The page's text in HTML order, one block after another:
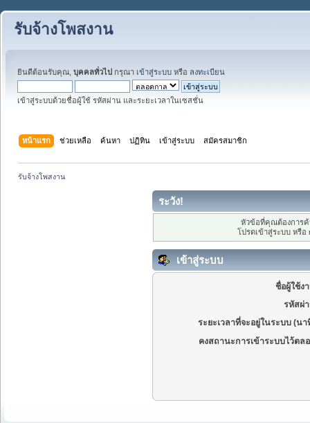
รับจ้างโพสงาน
ยินดีต้อนรับคุณ, บุคคลทั่วไป กรุณา เข้าสู่ระบบ หรือ ลงทะเบียน
เข้าสู่ระบบด้วยชื่อผู้ใช้ รหัสผ่าน และระยะเวลาในเซสชั่น
หน้าแรก ช่วยเหลือ ค้นหา ปฏิทิน เข้าสู่ระบบ สมัครสมาชิก
รับจ้างโพสงาน
ระวัง!
หัวข้อที่คุณต้องการ
โปรดเข้าสู่ระบบ หรือ
เข้าสู่ระบบ
ชื่อผู้ใช้ง
รหัสผ่
ระยะเวลาที่จะอยู่ในระบบ (นา
คงสถานะการเข้าระบบไว้ตล